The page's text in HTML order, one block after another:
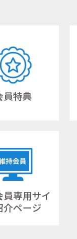
員特典
員専用サイ
介ページ